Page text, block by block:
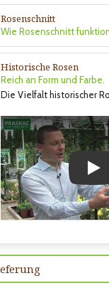
Rosenschnitt
Wie Rosenschnitt
Historische Rosen
Reich an Form und Farbe.
Die Vielfalt historischer
Play